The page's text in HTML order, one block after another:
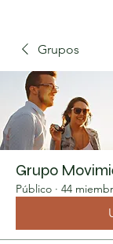
Grupos
Grupo
Público · 44